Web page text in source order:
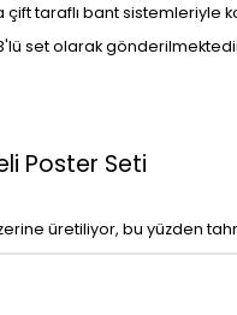
taraflı bant sistemleriyle
set olarak
Poster Seti
üretiliyor, bu yüzden